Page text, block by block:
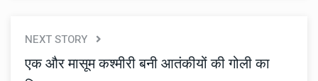
NEXT STORY
एक और मासूम कश्मीरी बनी आतंकीयों की गोली का